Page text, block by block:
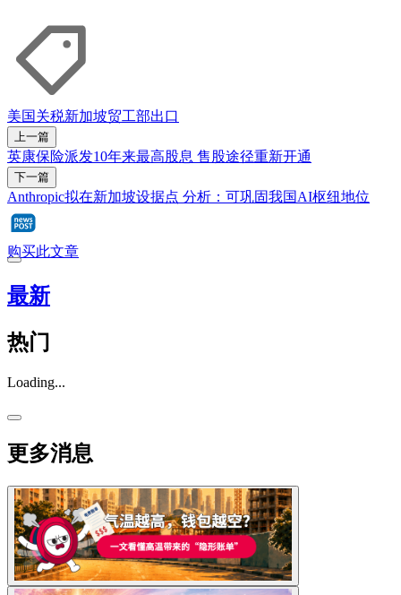
美国关税新加坡贸工部出口
上一篇
英康保险派发10年来最高股息 售股途径重新开通
下一篇
Anthropic拟在新加坡设据点 分析：可巩固我国AI枢纽地位
购买此文章
最新
热门
Loading...
更多消息